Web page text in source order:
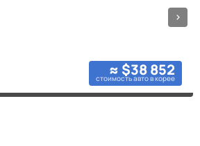
≈ $38 852
стоимость авто в корее